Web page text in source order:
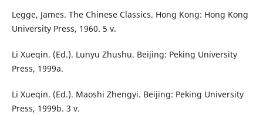
Legge, James. The Chinese Classics. Hong Kong: Hong Kong
University Press, 1960. 5 v.
Li Xueqin. (Ed.). Lunyu Zhushu. Beijing: Peking University
Press, 1999a.
Li Xueqin. (Ed.). Maoshi Zhengyi. Beijing: Peking University
Press, 1999b. 3 v.